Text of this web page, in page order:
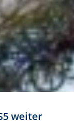
weiter